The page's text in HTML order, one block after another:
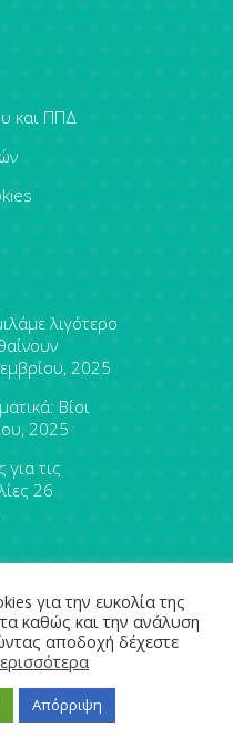
και ΠΠΔ
λιγότερο
2025
Βίοι
2025
τις
26
leximathia.gr © 2024
για την ευκολία της
καθώς και την ανάλυση
αποδοχή δέχεστε
Απόρριψη